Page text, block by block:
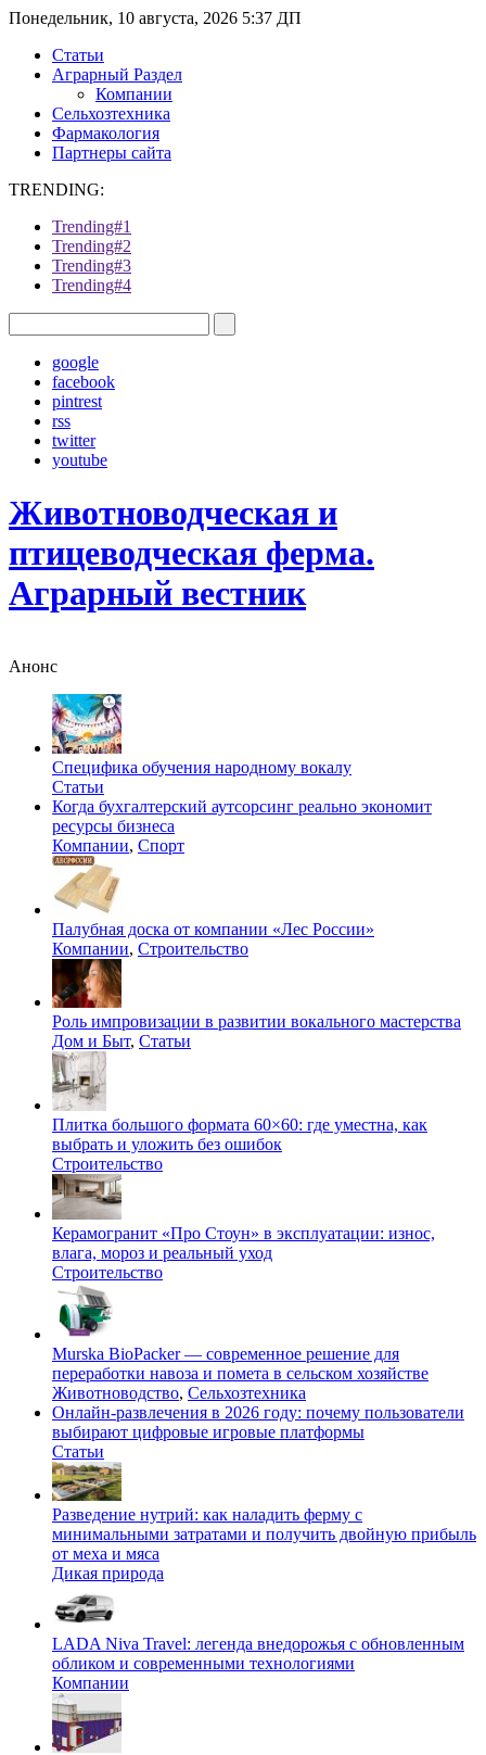
Понедельник, 10 августа, 2026 5:37 ДП
Статьи
Аграрный Раздел
Компании
Сельхозтехника
Фармакология
Партнеры сайта
TRENDING:
Trending#1
Trending#2
Trending#3
Trending#4
google
facebook
pintrest
rss
twitter
youtube
Животноводческая и
птицеводческая ферма.
Аграрный вестник
Анонс
Специфика обучения народному вокалу
Статьи
Когда бухгалтерский аутсорсинг реально экономит
ресурсы бизнеса
Компании, Спорт
Палубная доска от компании «Лес России»
Компании, Строительство
Роль импровизации в развитии вокального мастерства
Дом и Быт, Статьи
Плитка большого формата 60×60: где уместна, как
выбрать и уложить без ошибок
Строительство
Керамогранит «Про Стоун» в эксплуатации: износ,
влага, мороз и реальный уход
Строительство
Murska BioPacker — современное решение для
переработки навоза и помета в сельском хозяйстве
Животноводство, Сельхозтехника
Онлайн-развлечения в 2026 году: почему пользователи
выбирают цифровые игровые платформы
Статьи
Разведение нутрий: как наладить ферму с
минимальными затратами и получить двойную прибыль
от меха и мяса
Дикая природа
LADA Niva Travel: легенда внедорожья с обновленным
обликом и современными технологиями
Компании